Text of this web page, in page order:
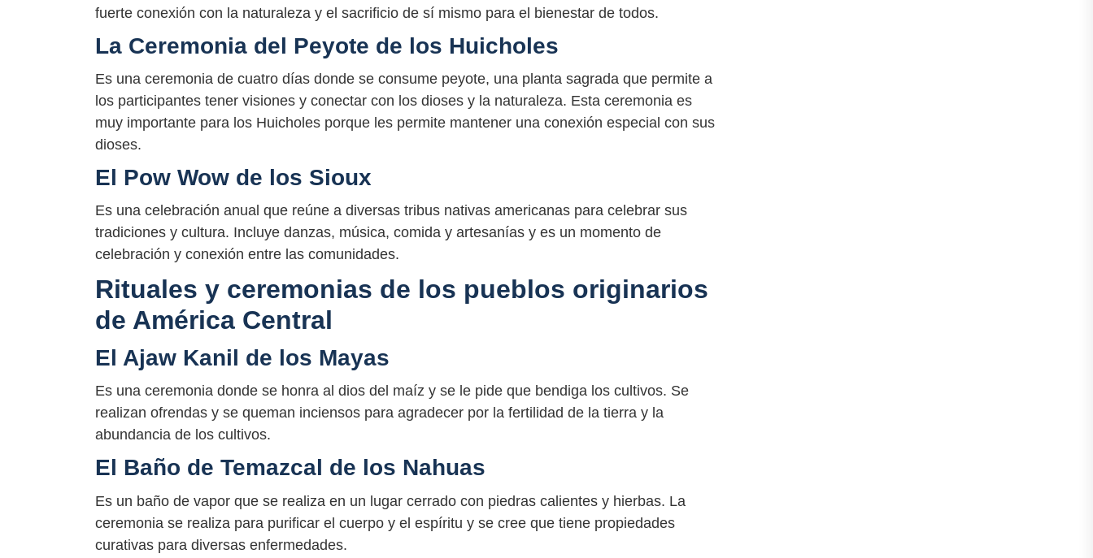
fuerte conexión con la naturaleza y el sacrificio de sí mismo para el bienestar de todos.
La Ceremonia del Peyote de los Huicholes
Es una ceremonia de cuatro días donde se consume peyote, una planta sagrada que permite a
los participantes tener visiones y conectar con los dioses y la naturaleza. Esta ceremonia es
muy importante para los Huicholes porque les permite mantener una conexión especial con sus
dioses.
El Pow Wow de los Sioux
Es una celebración anual que reúne a diversas tribus nativas americanas para celebrar sus
tradiciones y cultura. Incluye danzas, música, comida y artesanías y es un momento de
celebración y conexión entre las comunidades.
Rituales y ceremonias de los pueblos originarios
de América Central
El Ajaw Kanil de los Mayas
Es una ceremonia donde se honra al dios del maíz y se le pide que bendiga los cultivos. Se
realizan ofrendas y se queman inciensos para agradecer por la fertilidad de la tierra y la
abundancia de los cultivos.
El Baño de Temazcal de los Nahuas
Es un baño de vapor que se realiza en un lugar cerrado con piedras calientes y hierbas. La
ceremonia se realiza para purificar el cuerpo y el espíritu y se cree que tiene propiedades
curativas para diversas enfermedades.